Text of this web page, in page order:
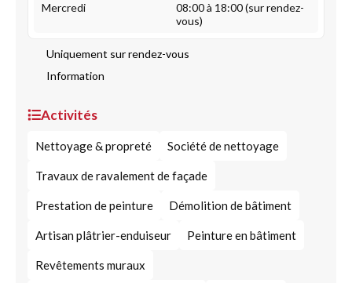
Mercredi
08:00 à 18:00 (sur rendez-
vous)
Uniquement sur rendez-vous
Information
Activités
Nettoyage & propreté Société de nettoyage
Travaux de ravalement de façade
Prestation de peinture Démolition de bâtiment
Artisan plâtrier-enduiseur Peinture en bâtiment
Revêtements muraux